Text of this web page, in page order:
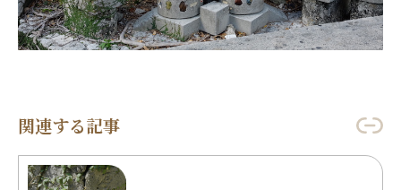
関連する記事